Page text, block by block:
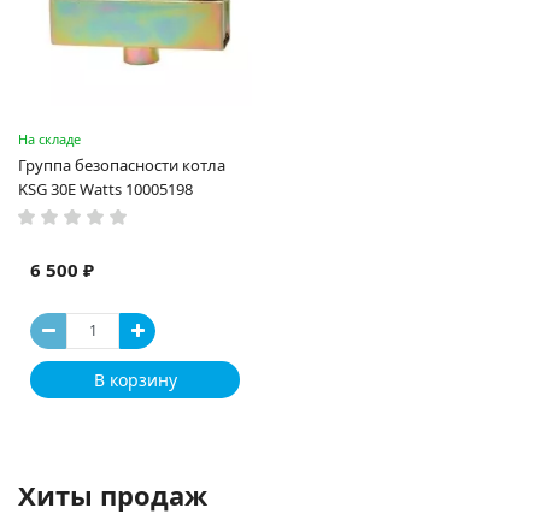
На складе
Группа безопасности котла
KSG 30E Watts 10005198
6 500 ₽
В корзину
Хиты продаж